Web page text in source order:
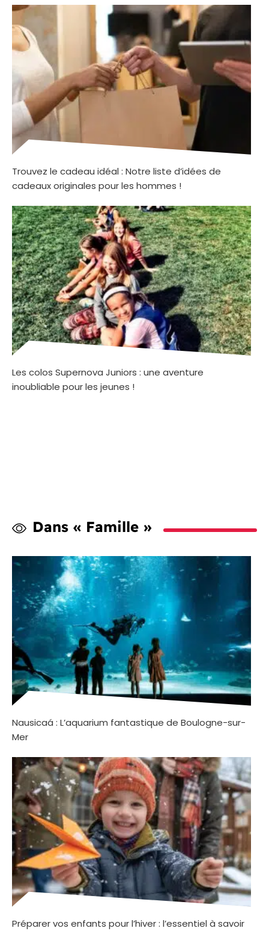
Trouvez le cadeau idéal : Notre liste d’idées de
cadeaux originales pour les hommes !
Les colos Supernova Juniors : une aventure
inoubliable pour les jeunes !
Dans « Famille »
Nausicaá : L’aquarium fantastique de Boulogne-sur-
Mer
Préparer vos enfants pour l’hiver : l’essentiel à savoir